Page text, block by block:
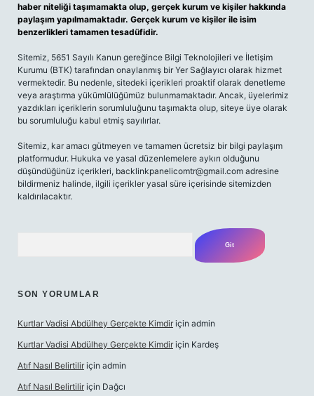
haber niteliği taşımamakta olup, gerçek kurum ve kişiler hakkında
paylaşım yapılmamaktadır. Gerçek kurum ve kişiler ile isim
benzerlikleri tamamen tesadüfidir.
Sitemiz, 5651 Sayılı Kanun gereğince Bilgi Teknolojileri ve İletişim
Kurumu (BTK) tarafından onaylanmış bir Yer Sağlayıcı olarak hizmet
vermektedir. Bu nedenle, sitedeki içerikleri proaktif olarak denetleme
veya araştırma yükümlülüğümüz bulunmamaktadır. Ancak, üyelerimiz
yazdıkları içeriklerin sorumluluğunu taşımakta olup, siteye üye olarak
bu sorumluluğu kabul etmiş sayılırlar.
Sitemiz, kar amacı gütmeyen ve tamamen ücretsiz bir bilgi paylaşım
platformudur. Hukuka ve yasal düzenlemelere aykırı olduğunu
düşündüğünüz içerikleri, backlinkpanelicomtr@gmail.com adresine
bildirmeniz halinde, ilgili içerikler yasal süre içerisinde sitemizden
kaldırılacaktır.
SON YORUMLAR
Kurtlar Vadisi Abdülhey Gerçekte Kimdir için admin
Kurtlar Vadisi Abdülhey Gerçekte Kimdir için Kardeş
Atıf Nasıl Belirtilir için admin
Atıf Nasıl Belirtilir için Dağcı